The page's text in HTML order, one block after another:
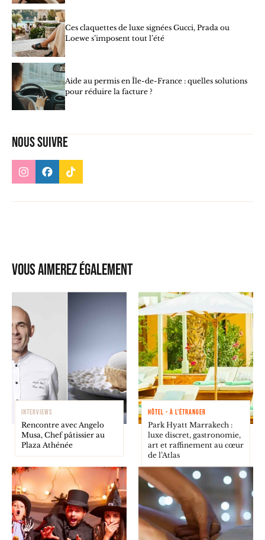
Ces claquettes de luxe signées Gucci, Prada ou
Loewe s’imposent tout l’été
Aide au permis en Île-de-France : quelles solutions
pour réduire la facture ?
Nous suivre
Vous aimerez également
INTERVIEWS
Rencontre avec Angelo
Musa, Chef pâtissier au
Plaza Athénée
HÔTEL - À L'ÉTRANGER
Park Hyatt Marrakech :
luxe discret, gastronomie,
art et raffinement au cœur
de l’Atlas